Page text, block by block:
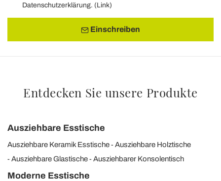
Datenschutzerklärung. (Link)
Einschreiben
Entdecken Sie unsere Produkte
Ausziehbare Esstische
Ausziehbare Keramik Esstische
Ausziehbare Holztische
Ausziehbare Glastische
Ausziehbarer Konsolentisch
Moderne Esstische